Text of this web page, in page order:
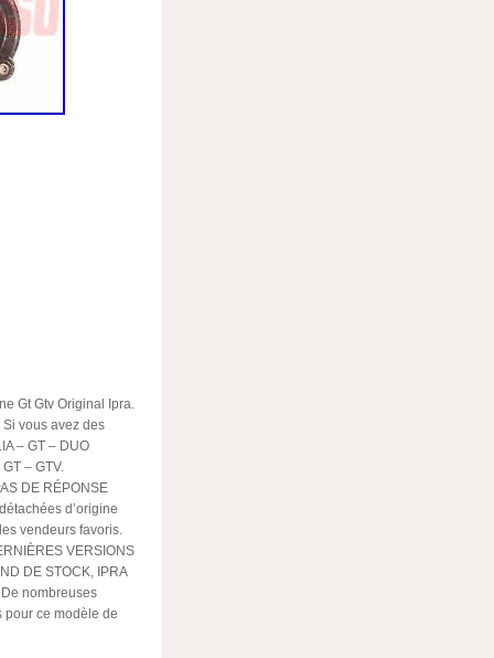
Gt Gtv Original Ipra.
vous avez des
– GT – DUO
– GTV.
DE RÉPONSE
d’origine
vendeurs favoris.
VERSIONS
DE STOCK, IPRA
nombreuses
pour ce modèle de